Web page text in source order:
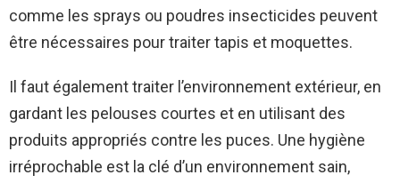
comme les sprays ou poudres insecticides peuvent
être nécessaires pour traiter tapis et moquettes.
Il faut également traiter l’environnement extérieur, en
gardant les pelouses courtes et en utilisant des
produits appropriés contre les puces. Une hygiène
irréprochable est la clé d’un environnement sain,